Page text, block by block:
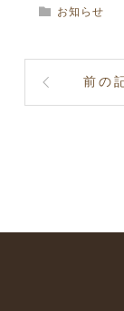
お知らせ
前の